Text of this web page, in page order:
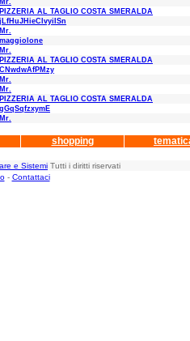
Mr.
PIZZERIA AL TAGLIO COSTA SMERALDA
jLfHuJHieClvyiISn
Mr.
maggiolone
Mr.
PIZZERIA AL TAGLIO COSTA SMERALDA
CNwdwAfPMzy
Mr.
Mr.
PIZZERIA AL TAGLIO COSTA SMERALDA
gGqSqfzxymE
Mr.
shopping
e Sistemi Tutti i diritti riservati
- Contattaci